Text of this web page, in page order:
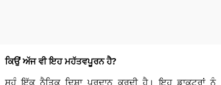
ਕਿਉਂ ਅੱਜ ਵੀ ਇਹ ਮਹੱਤਵਪੂਰਨ ਹੈ?
ਸਹੁੰ ਇੱਕ ਨੈਤਿਕ ਦਿਸ਼ਾ ਪ੍ਰਦਾਨ ਕਰਦੀ ਹੈ। ਇਹ ਡਾਕਟਰਾਂ ਨੂੰ